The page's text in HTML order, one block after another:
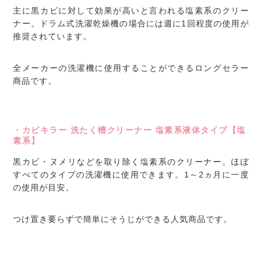
主に黒カビに対して効果が高いと言われる塩素系のクリー
ナー。ドラム式洗濯乾燥機の場合には週に1回程度の使用が
推奨されています。
全メーカーの洗濯機に使用することができるロングセラー
商品です。
・カビキラー 洗たく槽クリーナー 塩素系液体タイプ【塩
素系】
黒カビ・ヌメリなどを取り除く塩素系のクリーナー。ほぼ
すべてのタイプの洗濯機に使用できます。1～2ヵ月に一度
の使用が目安。
つけ置き要らずで簡単にそうじができる人気商品です。